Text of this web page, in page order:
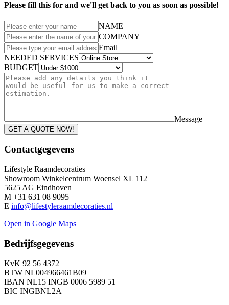
Please fill this for and we'll get back to you as soon as possible!
NAME
COMPANY
Email
NEEDED SERVICES
BUDGET
Message
GET A QUOTE NOW!
Contactgegevens
Lifestyle Raamdecoraties
Showroom Winkelcentrum Woensel XL 112
5625 AG Eindhoven
M +31 631 08 9095
E info@lifestyleraamdecoraties.nl
Open in Google Maps
Bedrijfsgegevens
KvK 92 56 4372
BTW NL004966461B09
IBAN NL15 INGB 0006 5989 51
BIC INGBNL2A